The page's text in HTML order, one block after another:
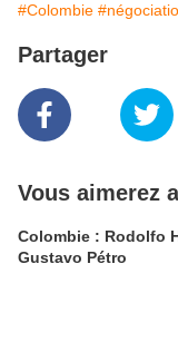
#Colombie
Partager
Vous aimerez
Colombie : Rodolfo
Gustavo Pétro